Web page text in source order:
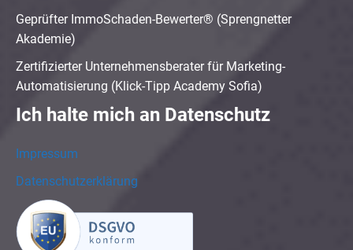
Geprüfter ImmoSchaden-Bewerter® (Sprengnetter
Akademie)
Zertifizierter Unternehmensberater für Marketing-
Automatisierung (Klick-Tipp Academy Sofia)
Ich halte mich an Datenschutz
Impressum
Datenschutzerklärung